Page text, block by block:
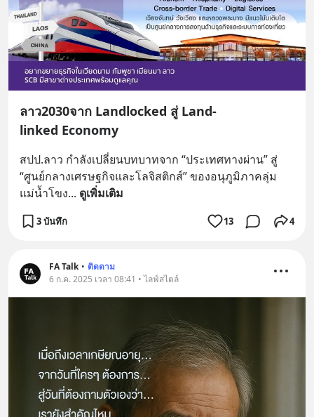
ลาว2030จาก Landlocked สู่ Land-
linked Economy
สปป.ลาว กำลังเปลี่ยนบทบาทจาก “ประเทศทางผ่าน” สู่
“ศูนย์กลางเศรษฐกิจและโลจิสติกส์” ของอนุภูมิภาคลุ่ม
แม่น้ำโขง... ดูเพิ่มเติม
3 บันทึก 13 4
FA Talk • ติดตาม
6 ก.ค. 2025 เวลา 08:41 • ไลฟ์สไตล์